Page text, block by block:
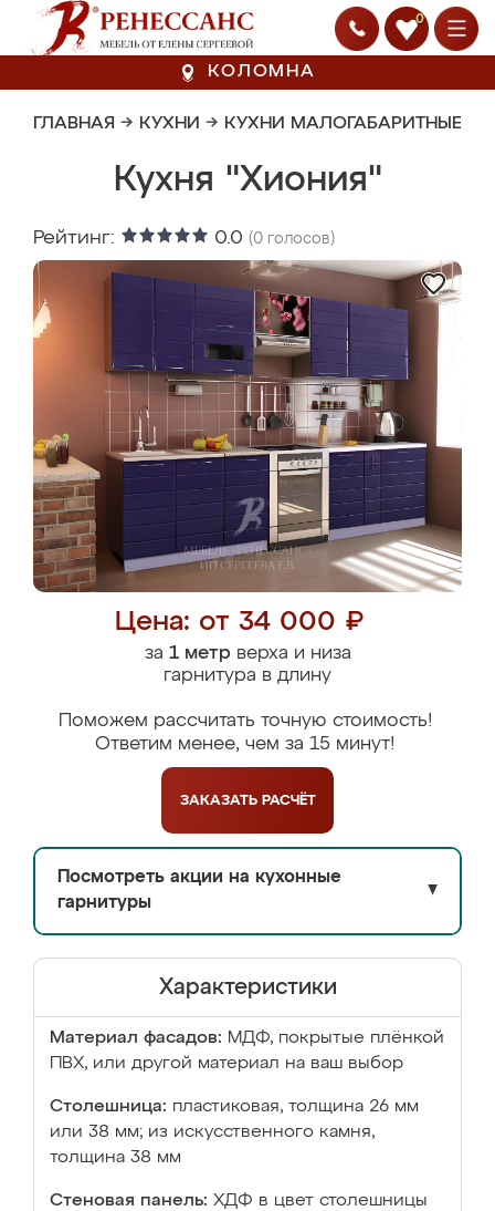
0
КОЛОМНА
ГЛАВНАЯ → КУХНИ → КУХНИ МАЛОГАБАРИТНЫЕ
Кухня "Хиония"
Рейтинг: 0.0 (0 голосов)
Цена: от 34 000 ₽
за 1 метрверха и низа
гарнитура в длину
Поможем рассчитать точную стоимость!
Ответим менее, чем за 15 минут!
ЗАКАЗАТЬ РАСЧЁТ
Посмотреть акции на кухонные
гарнитуры
▼
Характеристики
Материал фасадов: МДФ, покрытые плёнкой
ПВХ, или другой материал на ваш выбор
Столешница: пластиковая, толщина 26 мм
или 38 мм; из искусственного камня,
толщина 38 мм
Стеновая панель: ХДФ в цвет столешницы